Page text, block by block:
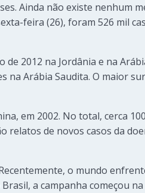
Ainda não existe nenhum
feira (26), foram 526 mil
2012 na Jordânia e na
na Arábia Saudita. O maior
em 2002. No total, cerca
relatos de novos casos da
o mundo
a campanha começou